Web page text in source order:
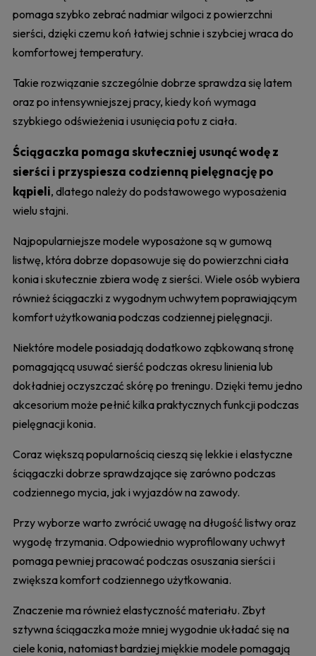
pomaga szybko zebrać nadmiar wilgoci z powierzchni
sierści, dzięki czemu koń łatwiej schnie i szybciej wraca do
komfortowej temperatury.
Takie rozwiązanie szczególnie dobrze sprawdza się latem
oraz po intensywniejszej pracy, kiedy koń wymaga
szybkiego odświeżenia i usunięcia potu z ciała.
Ściągaczka pomaga skuteczniej usunąć wodę z
sierści i przyspiesza codzienną pielęgnację po
kąpieli, dlatego należy do podstawowego wyposażenia
wielu stajni.
Najpopularniejsze modele wyposażone są w gumową
listwę, która dobrze dopasowuje się do powierzchni ciała
konia i skutecznie zbiera wodę z sierści. Wiele osób wybiera
również ściągaczki z wygodnym uchwytem poprawiającym
komfort użytkowania podczas codziennej pielęgnacji.
Niektóre modele posiadają dodatkowo ząbkowaną stronę
pomagającą usuwać sierść podczas okresu linienia lub
dokładniej oczyszczać skórę po treningu. Dzięki temu jedno
akcesorium może pełnić kilka praktycznych funkcji podczas
pielęgnacji konia.
Coraz większą popularnością cieszą się lekkie i elastyczne
ściągaczki dobrze sprawdzające się zarówno podczas
codziennego mycia, jak i wyjazdów na zawody.
Przy wyborze warto zwrócić uwagę na długość listwy oraz
wygodę trzymania. Odpowiednio wyprofilowany uchwyt
pomaga pewniej pracować podczas osuszania sierści i
zwiększa komfort codziennego użytkowania.
Znaczenie ma również elastyczność materiału. Zbyt
sztywna ściągaczka może mniej wygodnie układać się na
ciele konia, natomiast bardziej miękkie modele pomagają